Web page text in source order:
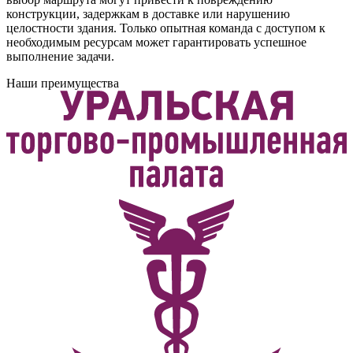
конструкции, задержкам в доставке или нарушению
целостности здания. Только опытная команда с доступом к
необходимым ресурсам может гарантировать успешное
выполнение задачи.
Наши преимущества